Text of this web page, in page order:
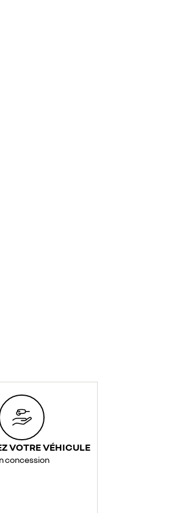
VOTRE VÉHICULE
concession